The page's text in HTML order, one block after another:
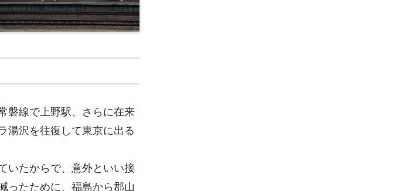
磐線で上野駅、さらに在来
湯沢を往復して東京に出る
いたからで、意外といい接
ったために、福島から郡山